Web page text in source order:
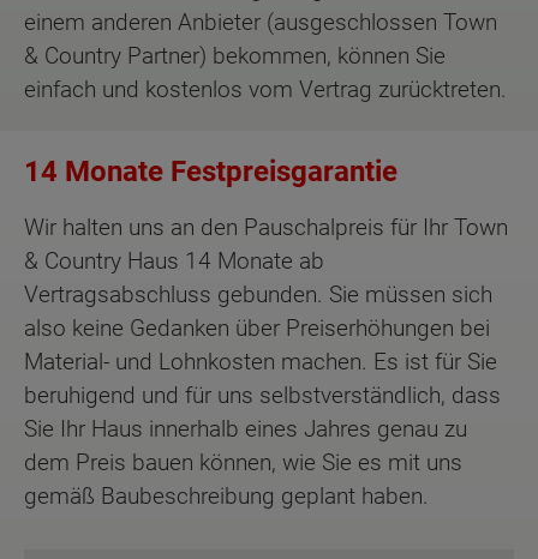
einem anderen Anbieter (ausgeschlossen Town
& Country Partner) bekommen, können Sie
einfach und kostenlos vom Vertrag zurücktreten.
14 Monate Festpreisgarantie
Wir halten uns an den Pauschalpreis für Ihr Town
& Country Haus 14 Monate ab
Vertragsabschluss gebunden. Sie müssen sich
also keine Gedanken über Preiserhöhungen bei
Material- und Lohnkosten machen. Es ist für Sie
beruhigend und für uns selbstverständlich, dass
Sie Ihr Haus innerhalb eines Jahres genau zu
dem Preis bauen können, wie Sie es mit uns
gemäß Baubeschreibung geplant haben.